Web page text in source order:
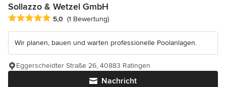
Sollazzo & Wetzel GmbH
Durchschnittliche Bewertung: 5 von 5 Sternen
5,0 (1 Bewertung)
Wir planen, bauen und warten professionelle Poolanlagen.
Nachricht
Eggerscheidter Straße 26, 40883 Ratingen